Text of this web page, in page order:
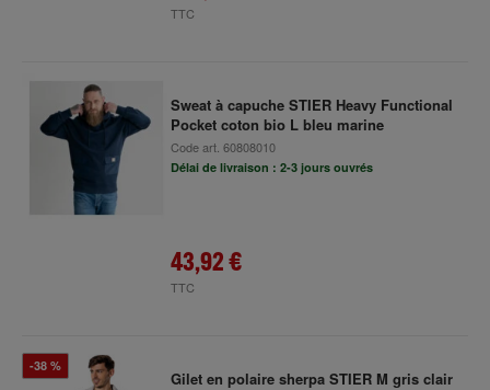
TTC
Sweat à capuche STIER Heavy Functional
Pocket coton bio L bleu marine
Code art. 60808010
Délai de livraison : 2-3 jours ouvrés
43,92 €
TTC
-38 %
Gilet en polaire sherpa STIER M gris clair